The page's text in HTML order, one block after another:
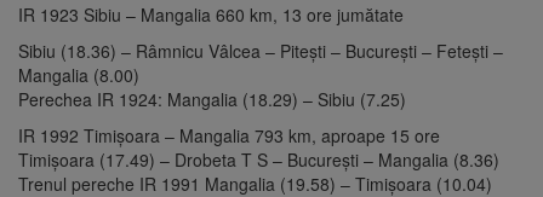
IR 1923 Sibiu – Mangalia 660 km, 13 ore jumătate
Sibiu (18.36) – Râmnicu Vâlcea – Pitești – București – Fetești –
Mangalia (8.00)
Perechea IR 1924: Mangalia (18.29) – Sibiu (7.25)
IR 1992 Timișoara – Mangalia 793 km, aproape 15 ore
Timișoara (17.49) – Drobeta T S – București – Mangalia (8.36)
Trenul pereche IR 1991 Mangalia (19.58) – Timișoara (10.04)